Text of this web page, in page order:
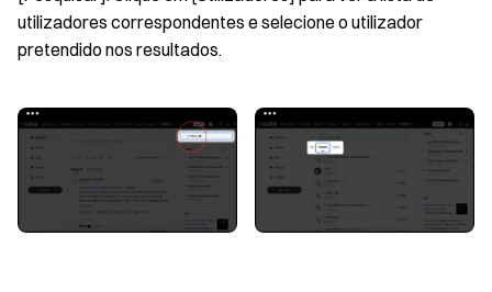
utilizadores correspondentes e selecione o utilizador
pretendido nos resultados.